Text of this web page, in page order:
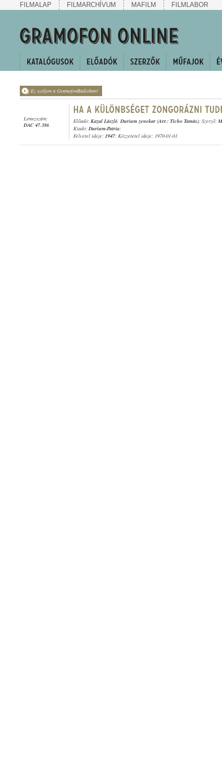
FILMALAP FILMARCHÍVUM MAFILM FILMLABOR
Ez szóljon a GramofonRádióban!
Lemezszám:
DAC 47.386
Előadó: Kazal László,Durium zenekar (Arr.: Ticho Tamás); Szerző:
Kiadó:Durium-Patria;
Felvétel ideje: 1947; Közzététel ideje: 1970-01-01